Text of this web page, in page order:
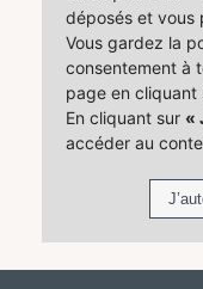
déposés et vous
Vous gardez la
consentement à
page en cliquant
En cliquant sur «
accéder au